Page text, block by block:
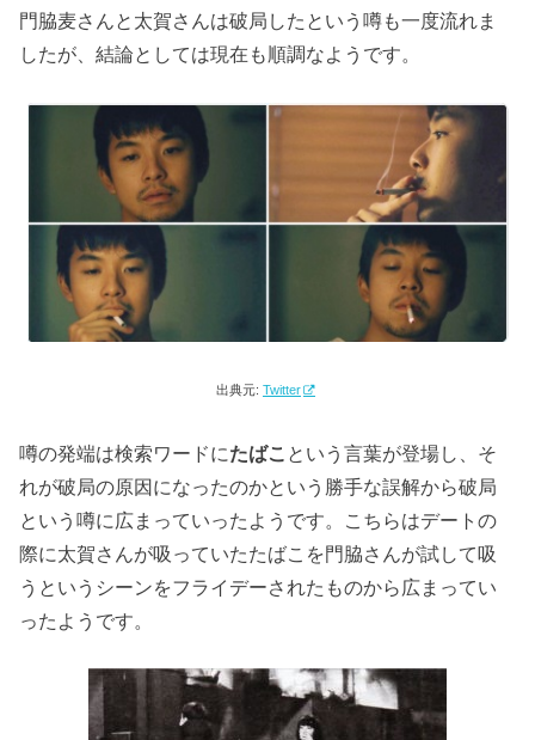
門脇麦さんと太賀さんは破局したという噂も一度流れま
したが、結論としては現在も順調なようです。
出典元: Twitter
噂の発端は検索ワードにたばこ という言葉が登場し、そ
れが破局の原因になったのかという勝手な誤解から破局
という噂に広まっていったようです。こちらはデートの
際に太賀さんが吸っていたたばこを門脇さんが試して吸
うというシーンをフライデーされたものから広まってい
ったようです。